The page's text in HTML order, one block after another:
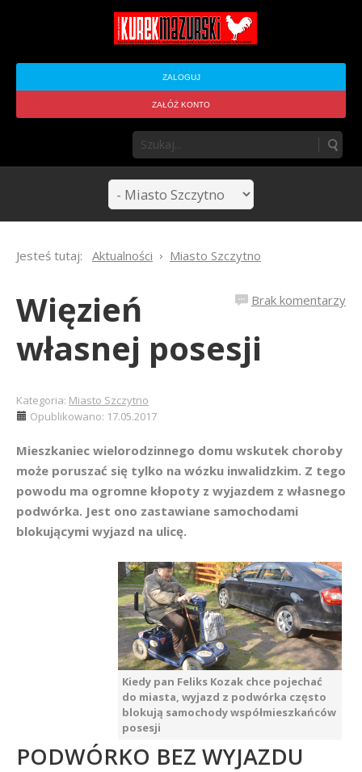
ZALOGUJ
ZAŁÓŻ KONTO
Jesteś tutaj: Aktualności Miasto Szczytno
Brak komentarzy
Więzień
własnej posesji
Kategoria: Miasto Szczytno
Opublikowano: 17.05.2017
Mieszkaniec wielorodzinnego domu wskutek choroby
może poruszać się tylko na wózku inwalidzkim. Z tego
powodu ma ogromne kłopoty z wyjazdem z własnego
podwórka. Jest ono zastawiane samochodami
blokującymi wyjazd na ulicę.
Kiedy pan Feliks Kozak chce pojechać
do miasta, wyjazd z podwórka często
blokują samochody współmieszkańców
posesji
PODWÓRKO BEZ WYJAZDU